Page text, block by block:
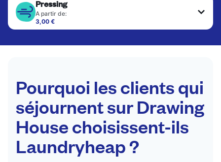
Pressing
A partir de:
3,00 €
Les articles délicats sont nettoyés à sec et finis
costumes, les robes, les manteaux et les tissus
VÉRIFIER LES PRIX
Pourquoi les clients qui
séjournent sur Drawing
House choisissent-ils
Laundryheap ?